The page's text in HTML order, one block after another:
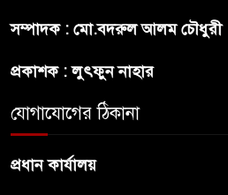
হুমকি-
ভারত :
সম্পাদক : মো.বদরুল আলম চৌধুরী
প্রকাশক : লুৎফুন নাহার
যোগাযোগের ঠিকানা
প্রধান কার্যালয়